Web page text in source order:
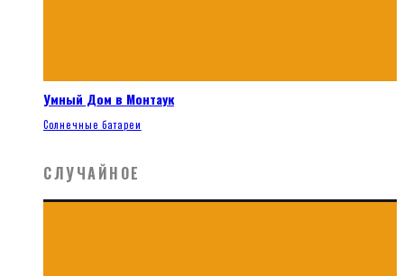
Умный Дом в Монтаук
Солнечные батареи
СЛУЧАЙНОЕ